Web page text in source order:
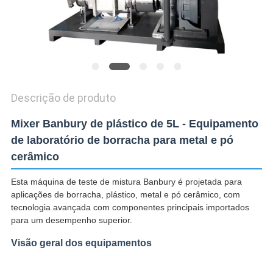
Descrição de produto
Mixer Banbury de plástico de 5L - Equipamento
de laboratório de borracha para metal e pó
cerâmico
Esta máquina de teste de mistura Banbury é projetada para
aplicações de borracha, plástico, metal e pó cerâmico, com
tecnologia avançada com componentes principais importados
para um desempenho superior.
Visão geral dos equipamentos